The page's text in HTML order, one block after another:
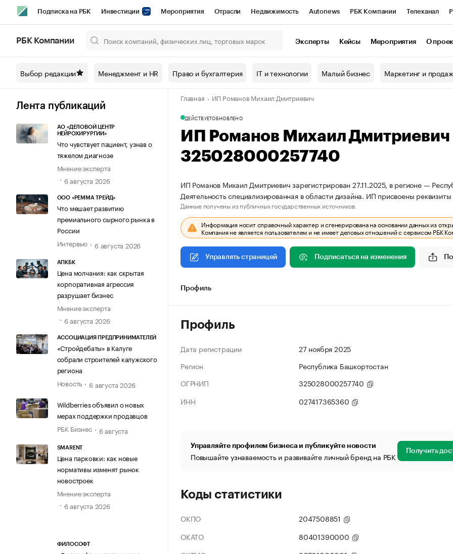
Подписка на РБК Инвестиции Мероприятия Отрасли Недвижимость Autonews РБК Компании Телеканал
Спецпроекты СПб Конференции СПб Спецпроекты Проверка контрагентов
Технологии и медиа Рынок наличной валюты
РБК Компании Эксперты Кейсы Мероприятия О
Выбор редакции Менеджмент и HR Право и бухгалтерия IT и технологии Малый бизнес Маркетинг и
Лента публикаций
АО «ДЕЛОВОЙ ЦЕНТР
НЕЙРОХИРУРГИИ»
Что чувствует пациент, узнав о
тяжелом диагнозе
Мнение эксперта
6 августа 2026
ООО «РЕММА ТРЕЙД»
Что мешает развитию
премиального сырного рынка в
России
Интервью
6 августа 2026
АПКБК
Цена молчания: как скрытая
корпоративная агрессия
разрушает бизнес
Мнение эксперта
6 августа 2026
АССОЦИАЦИЯ ПРЕДПРИНИМАТЕЛЕЙ
«Стройдебаты» в Калуге
собрали строителей калужского
региона
Новость
6 августа 2026
Wildberries объявил о новых
мерах поддержки продавцов
РБК Бизнес
6 августа
SMARENT
Цена парковки: как новые
нормативы изменят рынок
новостроек
Мнение эксперта
6 августа 2026
ФИЛОСОФТ
Главная ИП Романов Михаил Дмитриевич
ДЕЙСТВУЕТОБНОВЛЕНО
ИП Романов Михаил
325028000257740
ИП Романов Михаил Дмитриевич зарегистрирован 27.11.2025, в регионе —
Деятельность специализированная в области дизайна. ИП присвоены
Данные получены из публичных государственных источников.
Информация носит справочный характер и сгенерирована на основании данных из
Компания не является пользователем и не имеет деловых отношений с сервисом РБК
Управлять страницей Подписаться на изменения
Профиль
Профиль
Дата регистрации
27 ноября 2025
Регион
Республика Башкортостан
ОГРНИП
325028000257740
ИНН
027417365360
Управляйте профилем бизнеса и публикуйте новости
Повышайте узнаваемость и развивайте личный бренд на РБК Получить
Коды статистики
ОКПО
2047508851
ОКАТО
80401390000